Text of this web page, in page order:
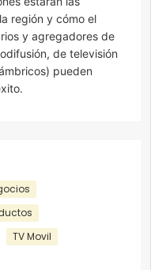
región y cómo el
y agregadores de
de televisión
pueden
TV Movil